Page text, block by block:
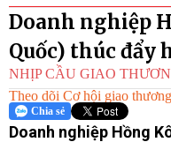
Doanh nghiệp
Quốc) thúc đẩy
NHỊP CẦU GIAO
Theo dõi Cơ hội giao
Chia sẻ
Doanh nghiệp Hồng